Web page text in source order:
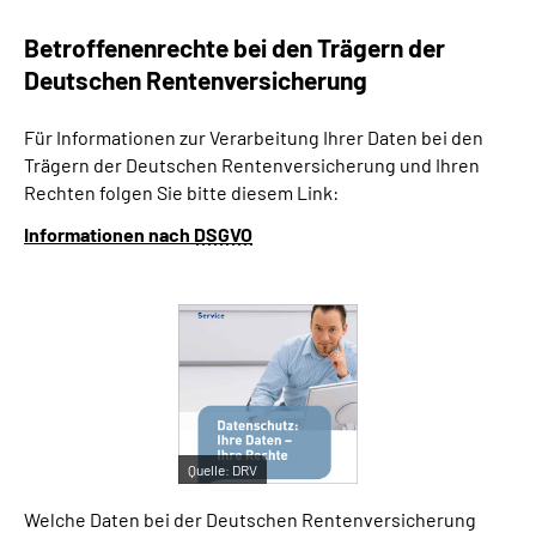
Betroffenenrechte bei den Trägern der
Deutschen Rentenversicherung
Für Informationen zur Verarbeitung Ihrer Daten bei den
Trägern der Deutschen Rentenversicherung und Ihren
Rechten folgen Sie bitte diesem Link:
Informationen nach DSGVO
Quelle: DRV
Welche Daten bei der Deutschen Rentenversicherung